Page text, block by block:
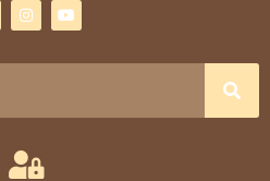
n
s
m
o
u